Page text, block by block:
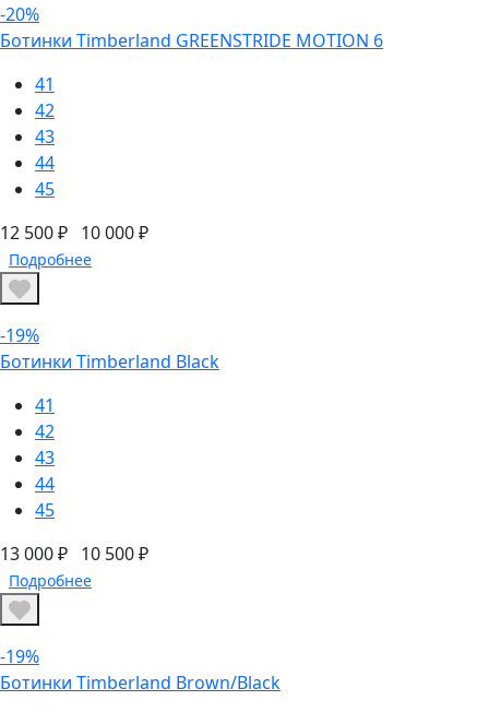
-20%
Ботинки Timberland GREENSTRIDE MOTION 6
41
42
43
44
45
12 500 ₽ 10 000 ₽
Подробнее
-19%
Ботинки Timberland Black
41
42
43
44
45
13 000 ₽ 10 500 ₽
Подробнее
-19%
Ботинки Timberland Brown/Black